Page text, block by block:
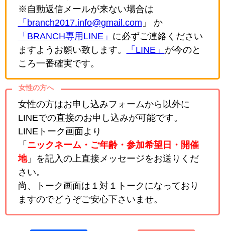
※自動返信メールが来ない場合は
「branch2017.info@gmail.com 」 か
「BRANCH専用LINE」 に必ずご連絡ください
ますようお願い致します。
「LINE」 が今のと
ころ一番確実です。
女性の方へ
女性の方はお申し込みフォームから以外に
LINEでの直接のお申し込みが可能です。
LINEトーク画面より
「 ニックネーム・ご年齢・参加希望日・開催
地」を記入の上直接メッセージをお送りくだ
さい。
尚、トーク画面は１対１トークになっており
ますのでどうぞご安心下さいませ。